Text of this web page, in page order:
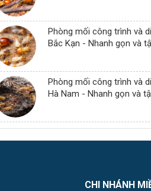
Phòng mối công trình và
Bắc Kạn - Nhanh gọn và
Phòng mối công trình và
Hà Nam - Nhanh gọn và
CHI NHÁNH